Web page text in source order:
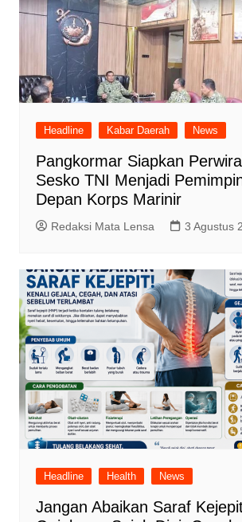
Headline Kabar Daerah News
Pangkormar Siapkan
Sesko TNI Menjadi
Depan Korps Marinir
Redaksi Mata Lensa 3 Agustus
Headline Health News
Jangan Abaikan Saraf